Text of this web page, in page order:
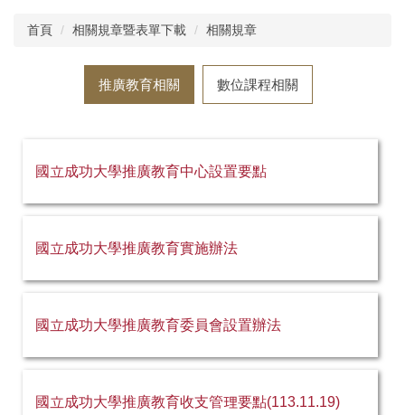
推廣教育課程暨報名
全國夏季學院 Summer College
樂齡大學・樂而忘齡
勞工領袖・力學篤行
相關規章暨表單下載
首頁 相關規章暨表單下載 相關規章
推廣教育相關 數位課程相關
國立成功大學推廣教育中心設置要點
國立成功大學推廣教育實施辦法
國立成功大學推廣教育委員會設置辦法
國立成功大學推廣教育收支管理要點(113.11.19)